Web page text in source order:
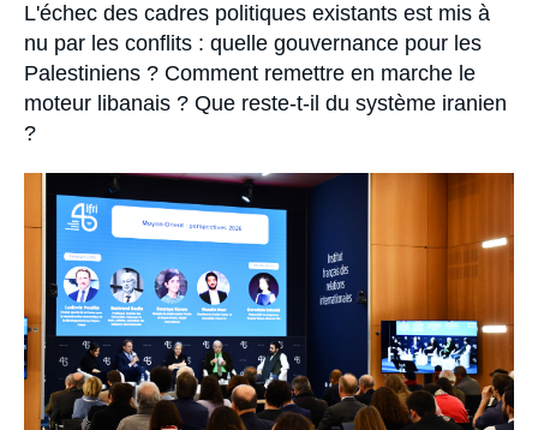
L'échec des cadres politiques existants est mis à
nu par les conflits : quelle gouvernance pour les
Palestiniens ? Comment remettre en marche le
moteur libanais ? Que reste-t-il du système iranien
?
principale
médiatique